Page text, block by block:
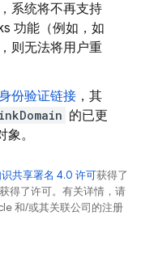
系统将不再支持
功能（例如，如
则无法将用户重
份验证链接 ，其
的已更
象。
共享署名 4.0 许可获得了
获得了许可。有关详情，请
和/或其关联公司的注册